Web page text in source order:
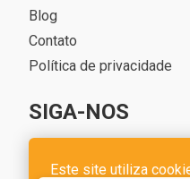
Blog
Contato
Política de privacidade
SIGA-NOS
Este site utiliza